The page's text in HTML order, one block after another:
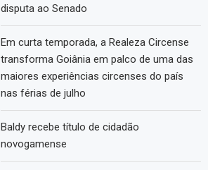
disputa ao Senado
Em curta temporada, a Realeza Circense
transforma Goiânia em palco de uma das
maiores experiências circenses do país
nas férias de julho
Baldy recebe título de cidadão
novogamense